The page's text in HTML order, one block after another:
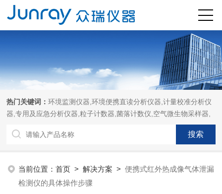
热门关键词：环境监测仪器,环境便携直读分析仪器,计量校准分析仪
器,专用及应急分析仪器,粒子计数器,菌落计数仪,空气微生物采样器,
当前位置：首页 >解决方案 >便携式红外热成像气体泄漏
检测仪的具体操作步骤